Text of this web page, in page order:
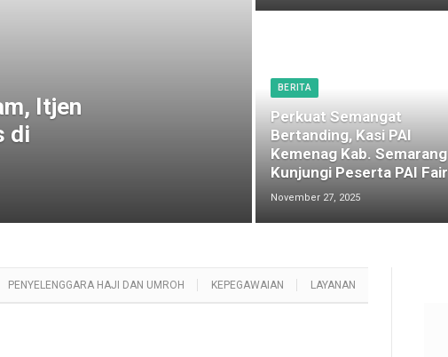
Itjen
di
BERITA
Perkuat Semangat
Bertanding, Kasi PAI
Kemenag Kab. Semarang
Kunjungi Peserta PAI Fair
November 27, 2025
PENYELENGGARA HAJI DAN UMROH KEPEGAWAIAN LAYANAN